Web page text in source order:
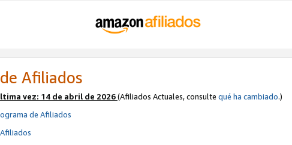
Afiliados
vez: 14 de abril de 2026(Afiliados Actuales, consulte qué ha cambiado.)
de Afiliados